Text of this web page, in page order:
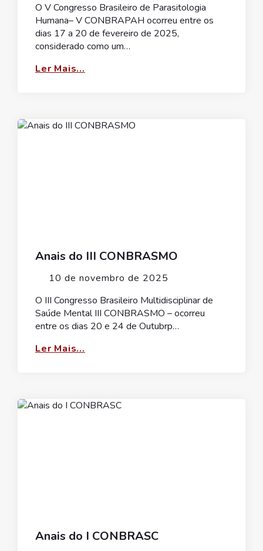
O V Congresso Brasileiro de Parasitologia
Humana– V CONBRAPAH ocorreu entre os
dias 17 a 20 de fevereiro de 2025,
considerado como um…
Ler Mais...
Anais do III CONBRASMO
10 de novembro de 2025
O III Congresso Brasileiro Multidisciplinar de
Saúde Mental III CONBRASMO – ocorreu
entre os dias 20 e 24 de Outubrp…
Ler Mais...
Anais do I CONBRASC